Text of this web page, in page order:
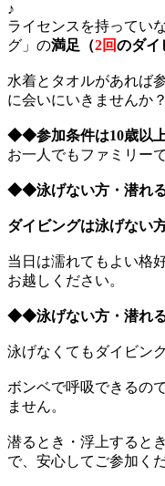
♪
ライセンスを持ってい
グ」の満足（2回のダイ
水着とタオルがあれば
に会いにいきませんか？
◆◆参加条件は10歳以
お一人でもファミリー
◆◆泳げない方・潜れ
ダイビングは泳げない
当日は濡れてもよい格
お越しください。
◆◆泳げない方・潜れ
泳げなくてもダイビン
ボンベで呼吸できるの
ません。
潜るとき・浮上すると
で、安心してご参加く